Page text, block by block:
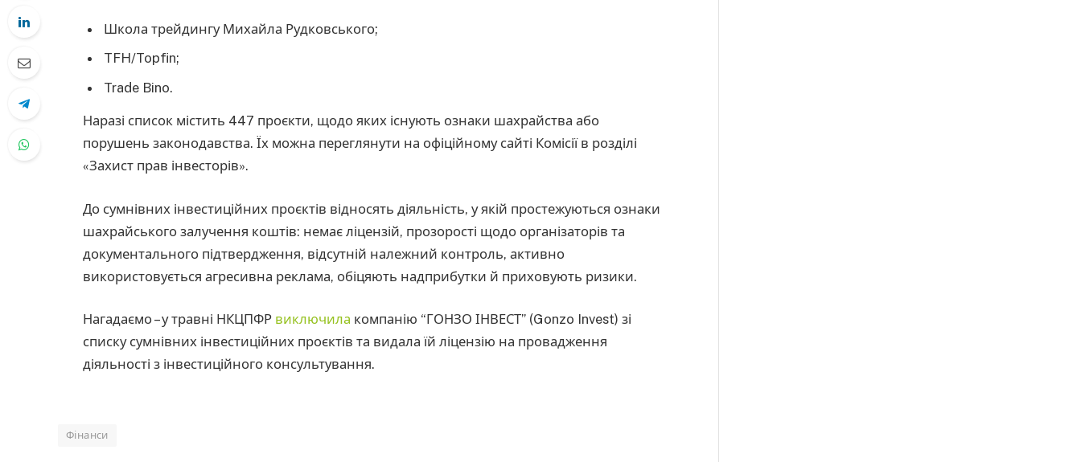
Школа трейдингу Михайла Рудковського;
TFH/Topfin;
Trade Bino.
Наразі список містить 447 проєкти, щодо яких існують ознаки шахрайства або
порушень законодавства. Їх можна переглянути на офіційному сайті Комісії в розділі
«Захист прав інвесторів».
До сумнівних інвестиційних проєктів відносять діяльність, у якій простежуються ознаки
шахрайського залучення коштів: немає ліцензій, прозорості щодо організаторів та
документального підтвердження, відсутній належний контроль, активно
використовується агресивна реклама, обіцяють надприбутки й приховують ризики.
Нагадаємо – у травні НКЦПФР виключила компанію “ГОНЗО ІНВЕСТ” (Gonzo Invest) зі
списку сумнівних інвестиційних проєктів та видала їй ліцензію на провадження
діяльності з інвестиційного консультування.
Фінанси